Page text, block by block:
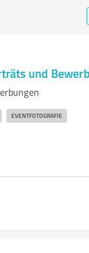
und
EVENTFOTOGRAFIE